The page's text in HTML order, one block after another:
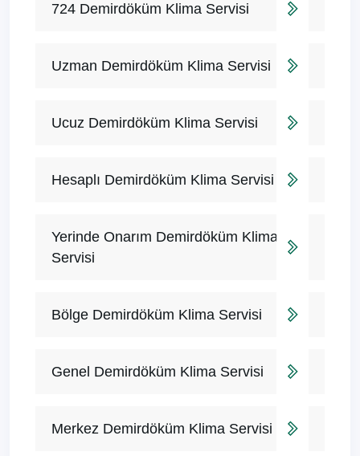
724 Demirdöküm Klima Servisi
Uzman Demirdöküm Klima Servisi
Ucuz Demirdöküm Klima Servisi
Hesaplı Demirdöküm Klima Servisi
Yerinde Onarım Demirdöküm Klima
Servisi
Bölge Demirdöküm Klima Servisi
Genel Demirdöküm Klima Servisi
Merkez Demirdöküm Klima Servisi